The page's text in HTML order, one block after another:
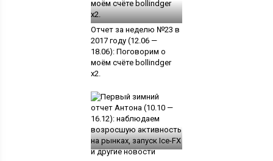
Отчет за неделю №23 в
2017 году (12.06 —
18.06): Поговорим о
моём счёте bollindger
x2.